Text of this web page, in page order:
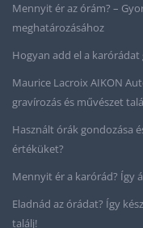
Mennyit ér az órám? –
meghatározásához
Hogyan add el a
Maurice Lacroix AIKON
gravírozás és művészet
Használt órák gondozása
értéküket?
Mennyit ér a karórád? Így
Eladnád az órádat? Így
találj!